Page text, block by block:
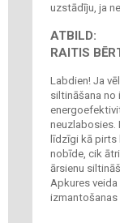
uzstādīju, ja
ATBILD:
RAITIS
Labdien! Ja
siltināšana no
neuzlabosies.
līdzīgi kā pirts
nobīde, cik
ārsienu
Apkures
izmantošanas